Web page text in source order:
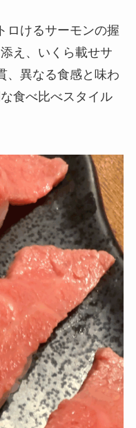
ロけるサーモンの握
え、いくら載せサ
、異なる食感と味わ
食べ比べスタイル